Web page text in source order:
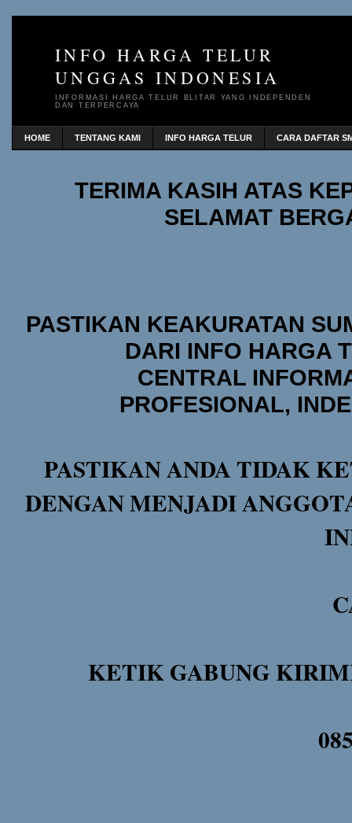
INFO HARGA TELUR
UNGGAS INDONESIA
INFORMASI HARGA TELUR BLITAR YANG INDEPENDEN
DAN TERPERCAYA
HOME TENTANG KAMI INFO HARGA TELUR CARA DAFTAR
TERIMA KASIH ATAS
SELAMAT
PASTIKAN KEAKURATAN
DARI INFO HARGA
CENTRAL
PROFESIONAL,
PASTIKAN ANDA TIDAK
DENGAN MENJADI
KETIK GABUNG